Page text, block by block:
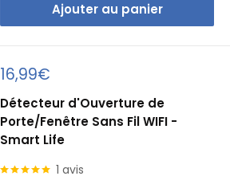
Ajouter au panier
Prix
réduit
16,99€
Détecteur d'Ouverture de
Porte/Fenêtre Sans Fil WIFI -
Smart Life
1 avis